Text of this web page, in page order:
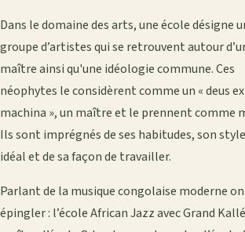
Dans le domaine des arts, une école désigne
groupe d’artistes qui se retrouvent autour
maître ainsi qu'une idéologie commune. Ces
néophytes le considèrent comme un « deus ex
machina », un maître et le prennent comme
Ils sont imprégnés de ses habitudes, son
idéal et de sa façon de travailler.
Parlant de la musique congolaise moderne
épingler : l’école African Jazz avec Grand